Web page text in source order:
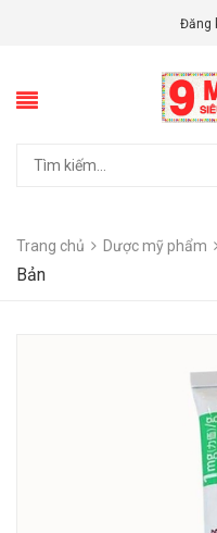
Đăng
Trang chủ Dược mỹ phẩm
Bản